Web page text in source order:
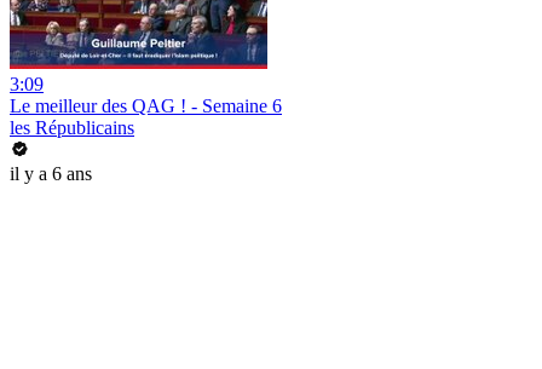
3:09
Le meilleur des QAG ! - Semaine 6
les Républicains
il y a 6 ans